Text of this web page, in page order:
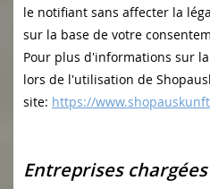
le notifiant sans affecter la
sur la base de votre
Pour plus d'informations sur
lors de l'utilisation de
site: https://
Entreprises